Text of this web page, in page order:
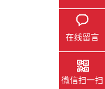
在线留言
微信扫一扫